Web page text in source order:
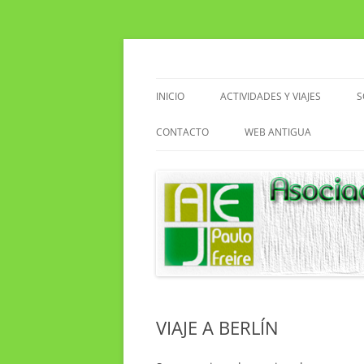
Saltar
INICIO ACTIVIDADES Y VIAJES
VIAJES
EXCURSIONES
SENDERISMO
CLUB DE LECTURA
CONTACTO WEB ANTIGUA
VIAJE A BERLÍN